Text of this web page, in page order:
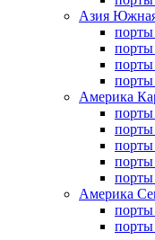
Азия
порты
порты
Америка
порты
Америка